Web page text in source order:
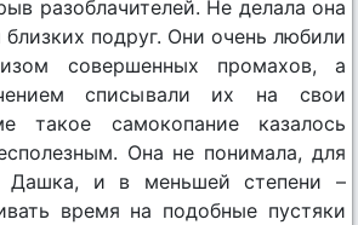
разоблачителей. Не делала она
подруг. Они очень любили
совершенных промахов, а
списывали их на свои
такое самокопание казалось
Она не понимала, для
Дашка, и в меньшей степени –
время на подобные пустяки